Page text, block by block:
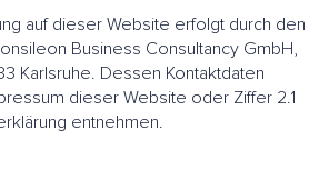
auf dieser Website erfolgt durch den
Business Consultancy GmbH,
Karlsruhe. Dessen Kontaktdaten
dieser Website oder Ziffer 2.1
entnehmen.